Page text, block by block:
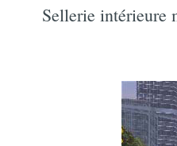
Sellerie intérieure